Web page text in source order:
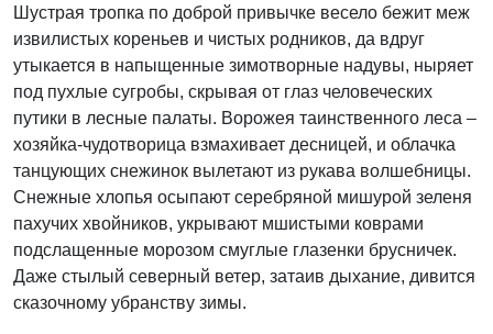
Шустрая тропка по доброй привычке весело бежит меж
извилистых кореньев и чистых родников, да вдруг
утыкается в напыщенные зимотворные надувы, ныряет
под пухлые сугробы, скрывая от глаз человеческих
путики в лесные палаты. Ворожея таинственного леса –
хозяйка-чудотворица взмахивает десницей, и облачка
танцующих снежинок вылетают из рукава волшебницы.
Снежные хлопья осыпают серебряной мишурой зеленя
пахучих хвойников, укрывают мшистыми коврами
подслащенные морозом смуглые глазенки брусничек.
Даже стылый северный ветер, затаив дыхание, дивится
сказочному убранству зимы.